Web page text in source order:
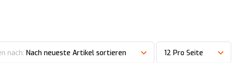
nach: Nach neueste Artikel sortieren 12 Pro Seite